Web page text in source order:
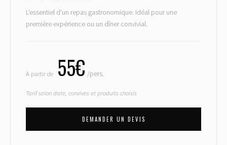
L'essentiel d'un repas gastronomique. Idéal pour une
première expérience ou un dîner convivial.
À partir de 55€ /pers.
Tarif selon date, convives et produits choisis
DEMANDER UN DEVIS